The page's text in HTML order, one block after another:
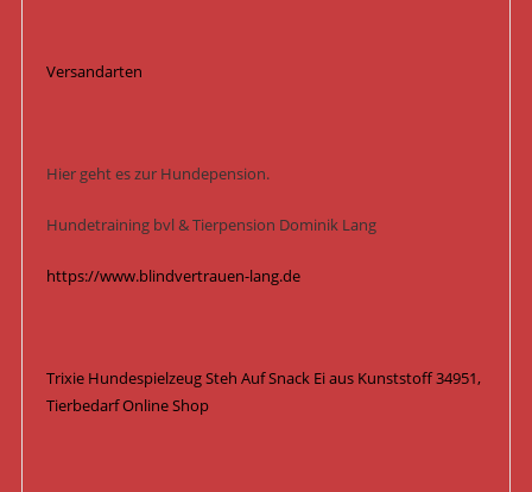
Versandarten
Hier geht es zur Hundepension.
Hundetraining bvl & Tierpension Dominik Lang
https://www.blindvertrauen-lang.de
Trixie Hundespielzeug Steh Auf Snack Ei aus Kunststoff 34951,
Tierbedarf Online Shop